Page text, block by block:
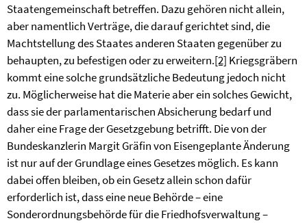
Staatengemeinschaft betreffen. Dazu gehören nicht allein,
aber namentlich Verträge, die darauf gerichtet sind, die
Machtstellung des Staates anderen Staaten gegenüber zu
behaupten, zu befestigen oder zu erweitern.[2] Kriegsgräbern
kommt eine solche grundsätzliche Bedeutung jedoch nicht
zu. Möglicherweise hat die Materie aber ein solches Gewicht,
dass sie der parlamentarischen Absicherung bedarf und
daher eine Frage der Gesetzgebung betrifft. Die von der
Bundeskanzlerin Margit Gräfin von Eisengeplante Änderung
ist nur auf der Grundlage eines Gesetzes möglich. Es kann
dabei offen bleiben, ob ein Gesetz allein schon dafür
erforderlich ist, dass eine neue Behörde – eine
Sonderordnungsbehörde für die Friedhofsverwaltung –